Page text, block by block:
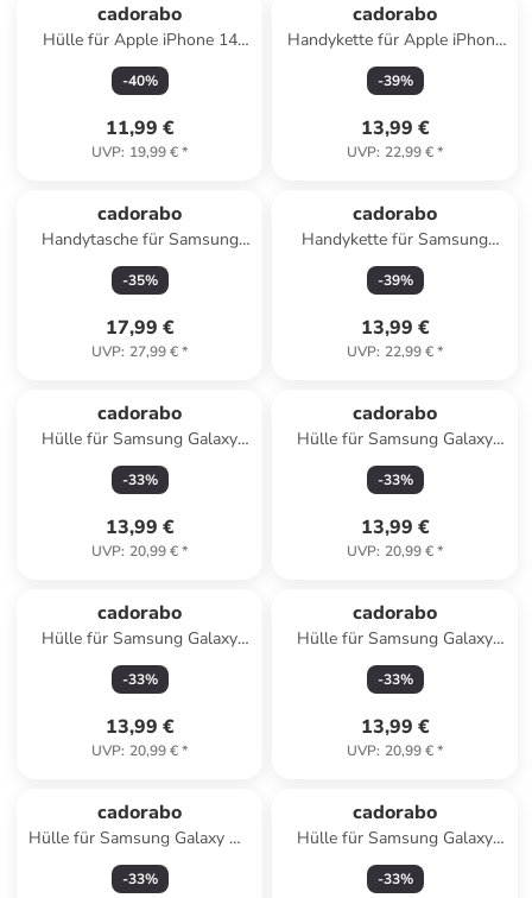
cadorabo
Hülle für Apple iPhone 14
PRO MAX Glitter in Schwarz
mit Glitter
-40%
11,99 €
UVP: 19,99 €*
cadorabo
Handykette für Apple iPhone
13 Hülle in LIQUID PINK
-39%
13,99 €
UVP: 22,99 €*
cadorabo
Handytasche für Samsung
Galaxy A55 Hülle
Umhängetasche in Gelb
-35%
17,99 €
UVP: 27,99 €*
cadorabo
Handykette für Samsung
Galaxy A22 4G / M22 / M32
4G Hülle in LIQUID HELL
-39%
13,99 €
UVP: 22,99 €*
cadorabo
Hülle für Samsung Galaxy
A50 4G/A50s/ A30s in
FLORAL GRAU
-33%
13,99 €
UVP: 20,99 €*
cadorabo
Hülle für Samsung Galaxy
S21 ULTRA Blumen Design in
FLORAL GRAU
-33%
13,99 €
UVP: 20,99 €*
cadorabo
Hülle für Samsung Galaxy
A23 4G / 5G Blumen Design
in FLORAL TÜRKIS
-33%
13,99 €
UVP: 20,99 €*
cadorabo
Hülle für Samsung Galaxy
A33 5G Blumen Design in
FLORAL BLAU
-33%
13,99 €
UVP: 20,99 €*
cadorabo
Hülle für Samsung Galaxy A7
2018 Blumen Design in
FLORAL DUNKEL LILA
-33%
cadorabo
Hülle für Samsung Galaxy
A33 5G Blumen Design in
FLORAL GRAU
-33%